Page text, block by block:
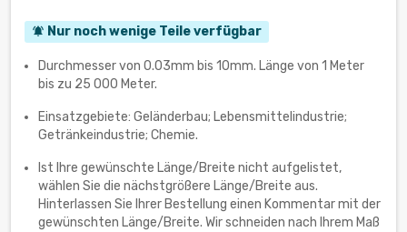
notifications_active Nur noch wenige Teile verfügbar
Durchmesser von 0.03mm bis 10mm. Länge von 1 Meter
bis zu 25 000 Meter.
Einsatzgebiete: Geländerbau; Lebensmittelindustrie;
Getränkeindustrie; Chemie.
Ist Ihre gewünschte Länge/Breite nicht aufgelistet,
wählen Sie die nächstgrößere Länge/Breite aus.
Hinterlassen Sie Ihrer Bestellung einen Kommentar mit der
gewünschten Länge/Breite. Wir schneiden nach Ihrem Maß